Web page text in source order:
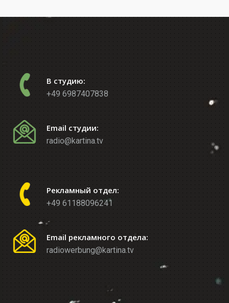
В студию:
+49 6987407838
Email студии:
radio@kartina.tv
Рекламный отдел:
+49 61188096241
Email рекламного отдела:
radiowerbung@kartina.tv